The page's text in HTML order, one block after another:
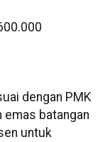
dengan PMK
batangan
untuk